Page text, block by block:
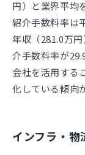
円）と業界平均
紹介手数料率は
年収（281.0万
介手数料率が
会社を活用する
化している傾向
インフラ・物